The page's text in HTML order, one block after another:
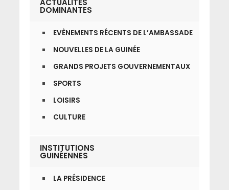
ACTUALITES
DOMINANTES
EVÈNEMENTS RÉCENTS DE L’AMBASSADE
NOUVELLES DE LA GUINÉE
GRANDS PROJETS GOUVERNEMENTAUX
SPORTS
LOISIRS
CULTURE
INSTITUTIONS
GUINÉENNES
LA PRÉSIDENCE